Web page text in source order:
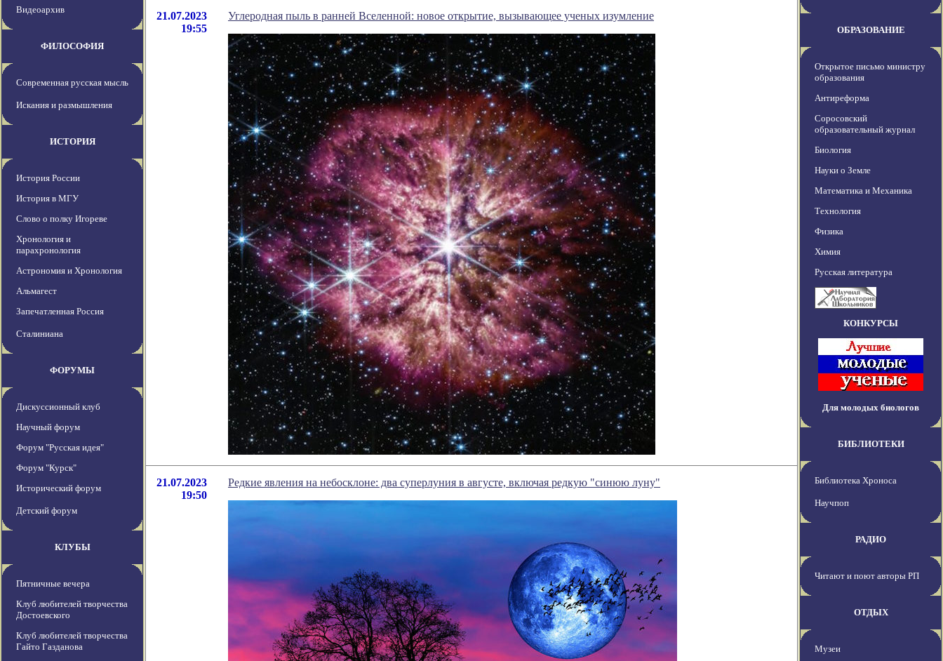
Видеоархив
ФИЛОСОФИЯ
Современная русская мысль
Искания и размышления
ИСТОРИЯ
История России
История в МГУ
Слово о полку Игореве
Хронология и
парахронология
Астрономия и Хронология
Альмагест
Запечатленная Россия
Сталиниана
ФОРУМЫ
Дискуссионный клуб
Научный форум
Форум "Русская идея"
Форум "Курск"
Исторический форум
Детский форум
КЛУБЫ
Пятничные вечера
Клуб любителей творчества
Достоевского
Клуб любителей творчества
Гайто Газданова
21.07.2023
19:55
Углеродная пыль в ранней Вселенной: новое открытие, вызывающее ученых изумление
21.07.2023
19:50
Редкие явления на небосклоне: два суперлуния в августе, включая редкую "синюю луну"
ОБРАЗОВАНИЕ
Открытое письмо министру
образования
Антиреформа
Соросовский
образовательный журнал
Биология
Науки о Земле
Математика и Механика
Технология
Физика
Химия
Русская литература
КОНКУРСЫ
Для молодых биологов
БИБЛИОТЕКИ
Библиотека Хроноса
Научпоп
РАДИО
Читают и поют авторы РП
ОТДЫХ
Музеи